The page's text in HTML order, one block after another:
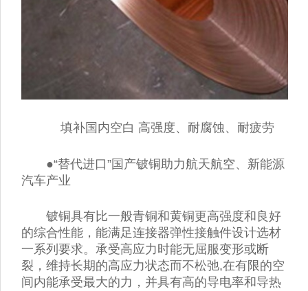
填补国内空白 高强度、耐腐蚀、耐疲劳
●“替代进口”国产铍铜助力航天航空、新能源
汽车产业
铍铜具有比一般青铜和黄铜更高强度和良好
的综合性能，能满足连接器弹性接触件设计选材
一系列要求。承受高应力时能无屈服变形或断
裂，维持长期的高应力状态而不松弛,在有限的空
间内能承受最大的力，并具有高的导电率和导热